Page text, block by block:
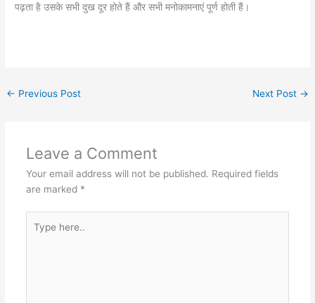
पढ़ता है उसके सभी दुख दूर होते हैं और सभी मनोकामनाएं पूर्ण होती हैं।
← Previous Post Next Post →
Leave a Comment
Your email address will not be published. Required fields
are marked *
here..